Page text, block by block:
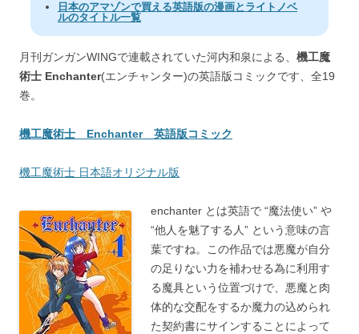
日本のアマゾンで買える英語版の漫画とライトノベ
ルのタイトル一覧
月刊ガンガンWINGで連載されていた河内和泉による、 機工魔
術士 Enchanter(エンチャンター)の英語版コミックです、全19
巻。
機工魔術士 Enchanter 英語版コミック
機工魔術士 日本語オリジナル版
enchanter とは英語で “魔法使い” や
“他人を魅了する人” という意味の言
葉ですね。この作品では悪魔が自分
の足りない力を補わせる為に利用す
る魔具という位置づけで、悪魔と肉
体的な交配をするか魔力の込められ
た契約書にサインすることによって